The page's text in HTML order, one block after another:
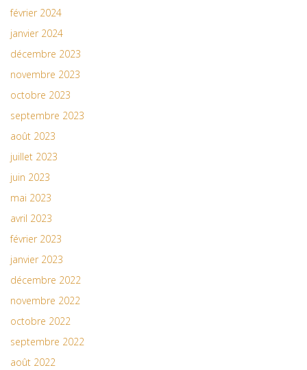
février 2024
janvier 2024
décembre 2023
novembre 2023
octobre 2023
septembre 2023
août 2023
juillet 2023
juin 2023
mai 2023
avril 2023
février 2023
janvier 2023
décembre 2022
novembre 2022
octobre 2022
septembre 2022
août 2022